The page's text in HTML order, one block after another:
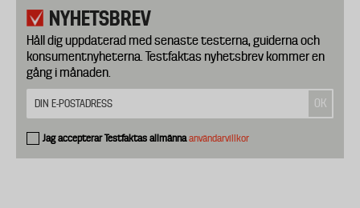
NYHETSBREV
Håll dig uppdaterad med senaste testerna, guiderna och
konsumentnyheterna. Testfaktas nyhetsbrev kommer en
gång i månaden.
Jag accepterar Testfaktas allmännaanvändarvillkor